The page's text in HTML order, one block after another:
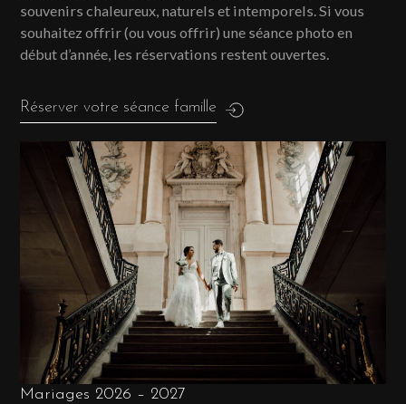
souvenirs chaleureux, naturels et intemporels. Si vous
souhaitez offrir (ou vous offrir) une séance photo en
début d’année, les réservations restent ouvertes.
Réserver votre séance famille
Mariages 2026 – 2027